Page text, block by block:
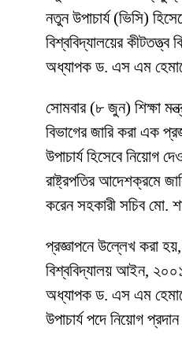
নতুন উপাচার্য (ভিসি)
বিশ্ববিদ্যালয়ের
অধ্যাপক ড. এস এম
সোমবার (৮ জুন) শিক্ষা
বিভাগের জারি করা এক
উপাচার্য হিসেবে নিয়োগ
রাষ্ট্রপতির আদেশক্রমে
করেন সহকারী সচিব মো.
প্রজ্ঞাপনে উল্লেখ করা
বিশ্ববিদ্যালয় আইন,
অধ্যাপক ড. এস এম
উপাচার্য পদে নিয়োগ